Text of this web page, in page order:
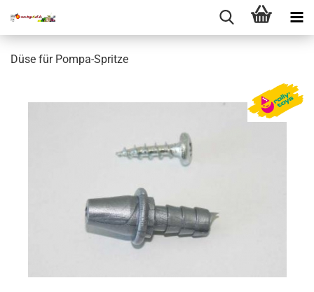
Düse für Pompa-Spritze